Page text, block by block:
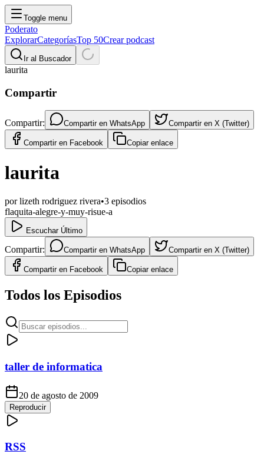
Toggle menu
Poderato
ExplorarCategoríasTop 50Crear podcast
Ir al Buscador
laurita
Compartir
Compartir: Compartir en WhatsApp Compartir en X (Twitter)
Compartir en Facebook Copiar enlace
laurita
porlizeth rodriguez rivera•3 episodios
flaquita-alegre-y-muy-risue-a
Escuchar Último
Compartir: Compartir en WhatsApp Compartir en X (Twitter)
Compartir en Facebook Copiar enlace
Todos los Episodios
taller de informatica
20 de agosto de 2009
Reproducir
RSS